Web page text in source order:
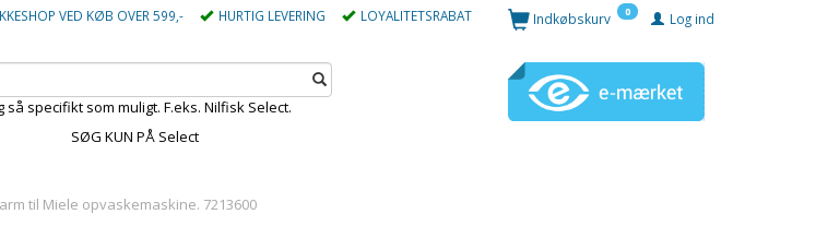
VED KØB OVER 599,- HURTIG LEVERING LOYALITETSRABAT Log ind
Indkøbskurv 0
så specifikt som muligt. F.eks. Nilfisk Select.
SØG KUN PÅ Select
til Miele opvaskemaskine. 7213600